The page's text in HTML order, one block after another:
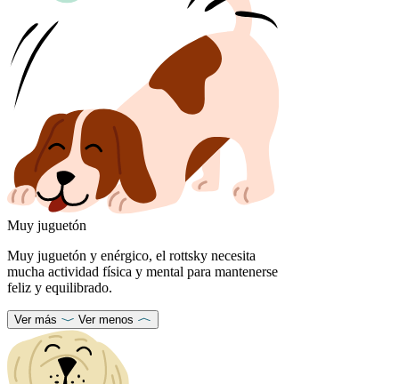
Muy juguetón
Muy juguetón y enérgico, el rottsky necesita
mucha actividad física y mental para mantenerse
feliz y equilibrado.
Ver más Ver menos